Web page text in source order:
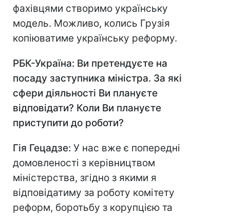
фахівцями створимо українську
модель. Можливо, колись Грузія
копіюватиме українську реформу.
РБК-Україна: Ви претендуєте на
посаду заступника міністра. За які
сфери діяльності Ви плануєте
відповідати? Коли Ви плануєте
приступити до роботи?
Гія Гецадзе: У нас вже є попередні
домовленості з керівництвом
міністерства, згідно з якими я
відповідатиму за роботу комітету
реформ, боротьбу з корупцією та